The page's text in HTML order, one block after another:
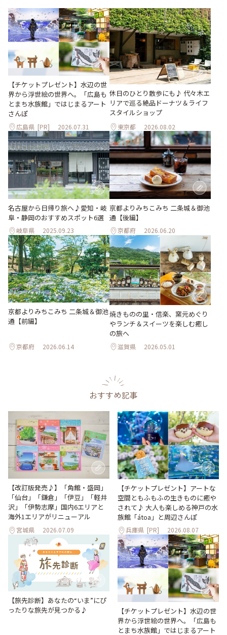
【チケットプレゼント】水辺の世
界から浮世絵の世界へ。「広島も
とまち水族館」ではじまるアート
さんぽ
広島県 [PR] 2026.07.31
休日のひとり散歩にも♪ 代々木エ
リアで巡る絶品ドーナツ＆ライフ
スタイルショップ
東京都 2026.08.02
名古屋から日帰り旅へ♪愛知・岐
阜・静岡のおすすめスポット6選
岐阜県 2025.09.23
京都よりみちこみち 二条城＆御池
通【後編】
京都府 2026.06.20
京都よりみちこみち 二条城＆御池
通【前編】
京都府 2026.06.14
焼きものの里・信楽、窯元めぐり
やランチ＆スイーツを楽しむ癒し
の旅へ
滋賀県 2026.05.01
おすすめ記事
【改訂版発売♪】「角館・盛岡」
「仙台」「鎌倉」「伊豆」「軽井
沢」「伊勢志摩」国内6エリアと
海外1エリアがリニューアル
宮城県 2026.07.09
【チケットプレゼント】アートな
空間ともふもふの生きものに癒や
されて♪ 大人も楽しめる神戸の水
族館「átoa」と周辺さんぽ
兵庫県 [PR] 2026.08.07
【旅先診断】あなたの“いま”にぴ
ったりな旅先が見つかる♪
【チケットプレゼント】水辺の世
界から浮世絵の世界へ。「広島も
とまち水族館」ではじまるアート